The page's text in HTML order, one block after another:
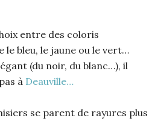
entre des coloris
bleu, le jaune ou le vert…
(du noir, du blanc…), il
à Deauville…
se parent de rayures plus